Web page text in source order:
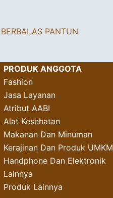
BERBALAS PANTUN
PRODUK ANGGOTA
Fashion
Jasa Layanan
Atribut AABI
Alat Kesehatan
Makanan Dan Minuman
Kerajinan Dan Produk UMKM
Handphone Dan Elektronik
Lainnya
Produk Lainnya